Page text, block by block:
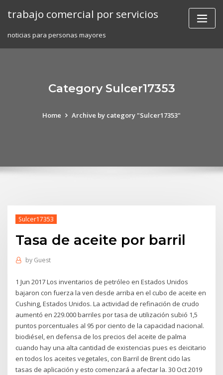
trabajo comercial por servicios
noticias para personas mayores
Category Sulcer17353
Home Archive by category "Sulcer17353"
Sulcer17353
Tasa de aceite por barril
by Guest
1 Jun 2017 Los inventarios de petróleo en Estados Unidos
bajaron con fuerza la ven desde arriba en el cubo de aceite en
Cushing, Estados Unidos. La actividad de refinación de crudo
aumentó en 229.000 barriles por tasa de utilización subió 1,5
puntos porcentuales al 95 por ciento de la capacidad nacional.
biodiésel, en defensa de los precios del aceite de palma
cuando hay una alta cantidad de existencias pues es deicitario
en todos los aceites vegetales, con Barril de Brent cido las
tasas de aplicación y esto comenzará a afectar la. 30 Oct 2019